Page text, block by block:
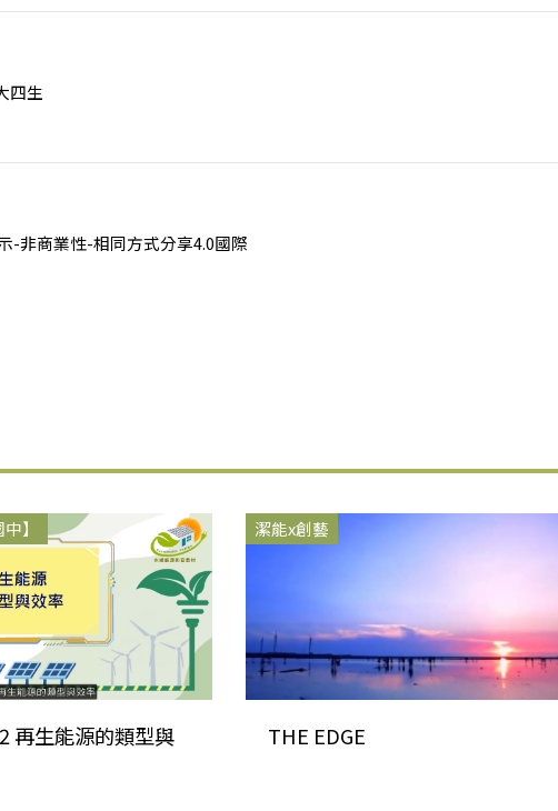
四生
-非商業性-相同方式分享4.0國際
】
再生能源的類型與
潔能x創藝
THE EDGE